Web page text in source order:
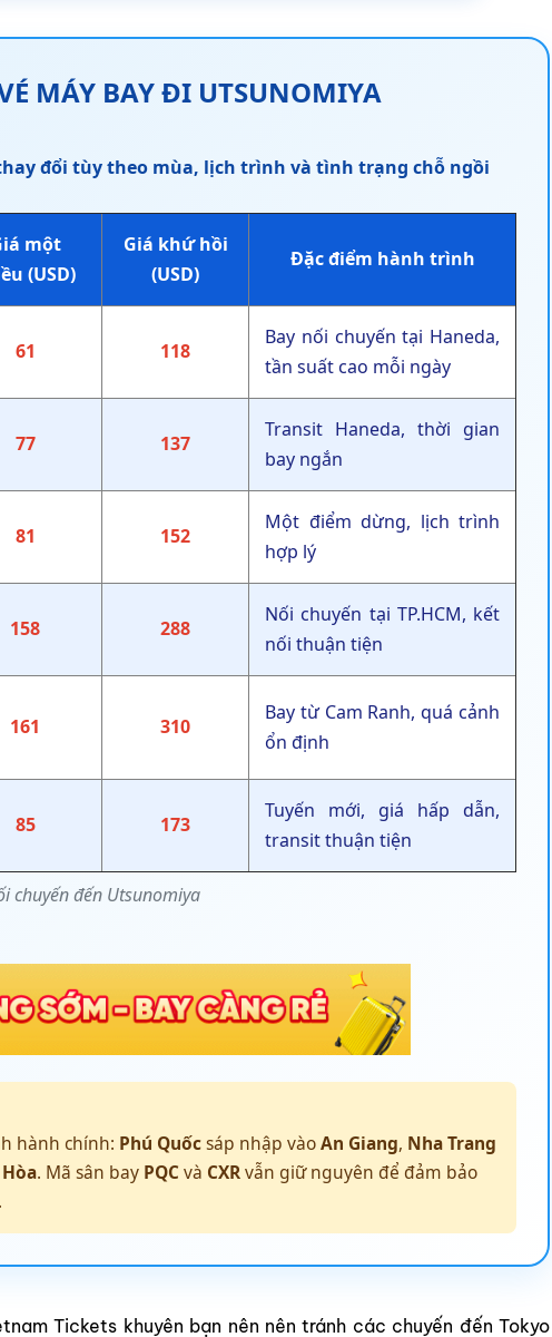
MÁY BAY ĐI UTSUNOMIYA
đổi tùy theo mùa, lịch trình và tình trạng chỗ ngồi
chuyến đến Utsunomiya
một
(USD)
Giá khứ hồi
(USD)
Đặc điểm hành trình
61 118
Bay nối chuyến tại Haneda,
tần suất cao mỗi ngày
77 137
Transit Haneda, thời gian
bay ngắn
81 152
Một điểm dừng, lịch trình
hợp lý
158 288
Nối chuyến tại TP.HCM, kết
nối thuận tiện
161 310
Bay từ Cam Ranh, quá cảnh
ổn định
85 173
Tuyến mới, giá hấp dẫn,
transit thuận tiện
hành chính: Phú Quốcsáp nhập vàoAn Giang, Nha Trang
. Mã sân bay PQC và CXRvẫn giữ nguyên để đảm bảo
Tickets khuyên bạn nên nên tránh các chuyến đến Tokyo